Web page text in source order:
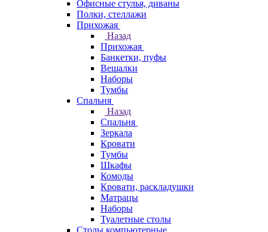
Офисные стулья, диваны
Полки, стеллажи
Прихожая
Назад
Прихожая
Банкетки, пуфы
Вешалки
Наборы
Тумбы
Спальня
Назад
Спальня
Зеркала
Кровати
Тумбы
Шкафы
Комоды
Кровати, раскладушки
Матрацы
Наборы
Туалетные столы
Столы компьютерные